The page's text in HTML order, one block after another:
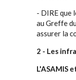
- DIRE que
au Greffe
assurer la
2 - Les
L'ASAMIS